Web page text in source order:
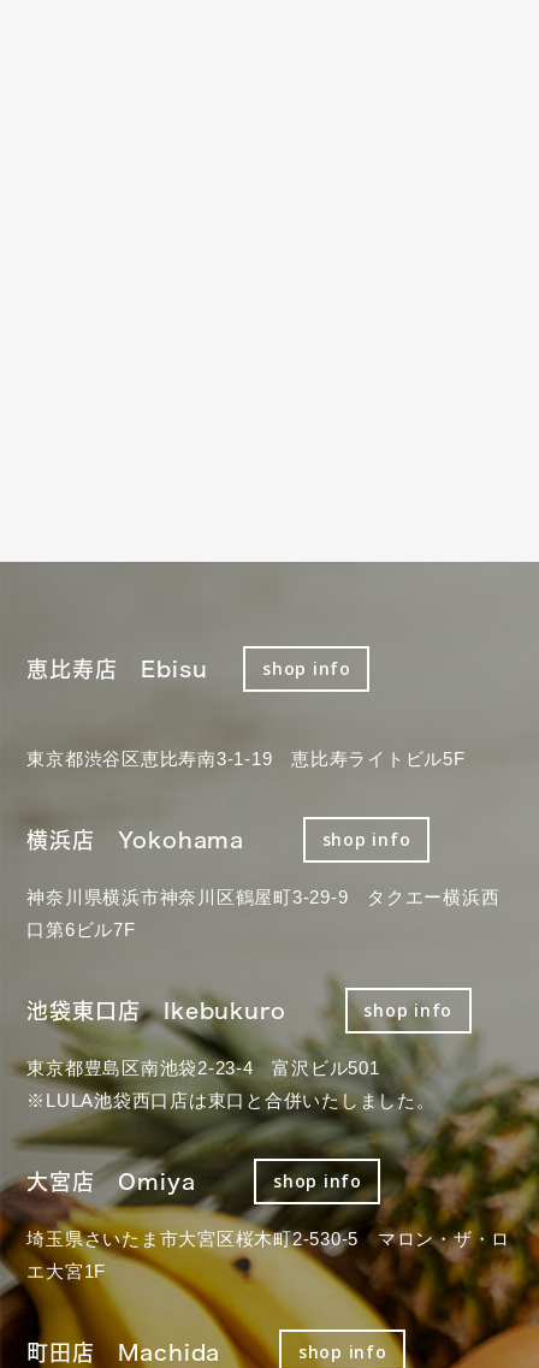
恵比寿店 Ebisu shop info
東京都渋谷区恵比寿南3-1-19 恵比寿ライトビル5F
横浜店 Yokohama shop info
神奈川県横浜市神奈川区鶴屋町3-29-9 タクエー横浜西
口第6ビル7F
池袋東口店 Ikebukuro shop info
東京都豊島区南池袋2-23-4 富沢ビル501
※LULA池袋西口店は東口と合併いたしました。
大宮店 Omiya shop info
埼玉県さいたま市大宮区桜木町2-530-5 マロン・ザ・ロ
エ大宮1F
町田店 Machida shop info